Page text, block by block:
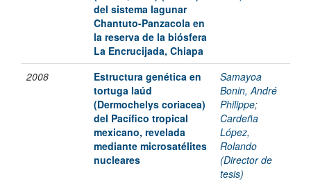
del sistema lagunar
Chantuto-Panzacola en
la reserva de la biósfera
La Encrucijada, Chiapa
2008
Estructura genética en
tortuga laúd
(Dermochelys coriacea)
del Pacífico tropical
mexicano, revelada
mediante microsatélites
nucleares
Samayoa
Bonin, André
Philippe;
Cardeña
López,
Rolando
(Director de
tesis)